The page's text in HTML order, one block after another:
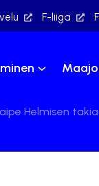
F-liiga
Helmisen